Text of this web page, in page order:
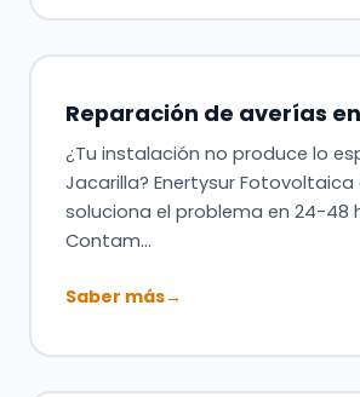
Reparación de averías
¿Tu instalación no produce lo
Jacarilla? Enertysur
soluciona el problema en 24-48
Contam…
Saber más→